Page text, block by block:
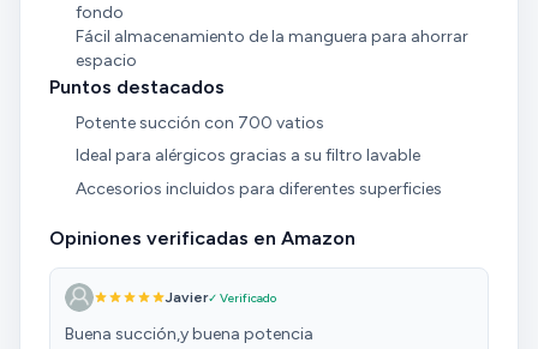
fondo
Fácil almacenamiento de la manguera para ahorrar
espacio
Puntos destacados
Potente succión con 700 vatios
Ideal para alérgicos gracias a su filtro lavable
Accesorios incluidos para diferentes superficies
Opiniones verificadas en Amazon
Javier✓ Verificado
Buena succión,y buena potencia